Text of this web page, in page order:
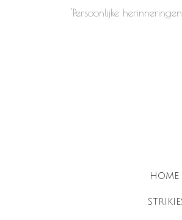
'Persoonlijke
HOME